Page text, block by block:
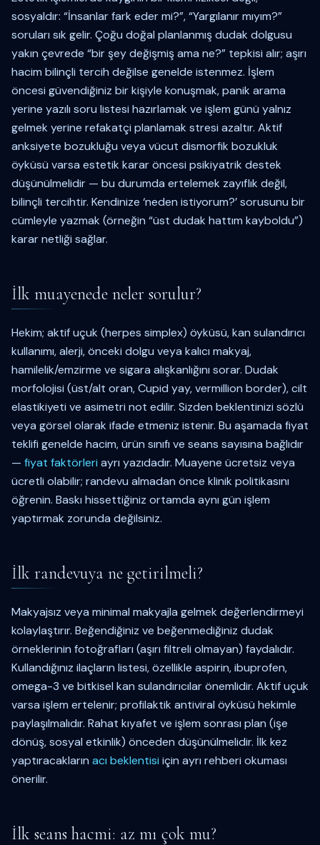
sosyaldır: “İnsanlar fark eder mi?”, “Yargılanır mıyım?”
soruları sık gelir. Çoğu doğal planlanmış dudak dolgusu
yakın çevrede “bir şey değişmiş ama ne?” tepkisi alır; aşırı
hacim bilinçli tercih değilse genelde istenmez. İşlem
öncesi güvendiğiniz bir kişiyle konuşmak, panik arama
yerine yazılı soru listesi hazırlamak ve işlem günü yalnız
gelmek yerine refakatçi planlamak stresi azaltır. Aktif
anksiyete bozukluğu veya vücut dismorfik bozukluk
öyküsü varsa estetik karar öncesi psikiyatrik destek
düşünülmelidir — bu durumda ertelemek zayıflık değil,
bilinçli tercihtir. Kendinize ‘neden istiyorum?’ sorusunu bir
cümleyle yazmak (örneğin “üst dudak hattım kayboldu”)
karar netliği sağlar.
İlk muayenede neler sorulur?
Hekim; aktif uçuk (herpes simplex) öyküsü, kan sulandırıcı
kullanımı, alerji, önceki dolgu veya kalıcı makyaj,
hamilelik/emzirme ve sigara alışkanlığını sorar. Dudak
morfolojisi (üst/alt oran, Cupid yay, vermillion border), cilt
elastikiyeti ve asimetri not edilir. Sizden beklentinizi sözlü
veya görsel olarak ifade etmeniz istenir. Bu aşamada fiyat
teklifi genelde hacim, ürün sınıfı ve seans sayısına bağlıdır
— fiyat faktörleri ayrı yazıdadır. Muayene ücretsiz veya
ücretli olabilir; randevu almadan önce klinik politikasını
öğrenin. Baskı hissettiğiniz ortamda aynı gün işlem
yaptırmak zorunda değilsiniz.
İlk randevuya ne getirilmeli?
Makyajsız veya minimal makyajla gelmek değerlendirmeyi
kolaylaştırır. Beğendiğiniz ve beğenmediğiniz dudak
örneklerinin fotoğrafları (aşırı filtreli olmayan) faydalıdır.
Kullandığınız ilaçların listesi, özellikle aspirin, ibuprofen,
omega-3 ve bitkisel kan sulandırıcılar önemlidir. Aktif uçuk
varsa işlem ertelenir; profilaktik antiviral öyküsü hekimle
paylaşılmalıdır. Rahat kıyafet ve işlem sonrası plan (işe
dönüş, sosyal etkinlik) önceden düşünülmelidir. İlk kez
yaptıracakların acı beklentisi için ayrı rehberi okuması
önerilir.
İlk seans hacmi: az mı çok mu?